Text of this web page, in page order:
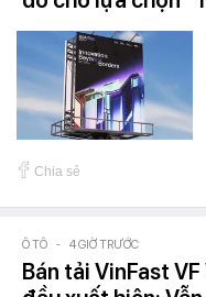
Chia sẻ
Ô TÔ - 4 GIỜ TRƯỚC
Bán tải VinFast